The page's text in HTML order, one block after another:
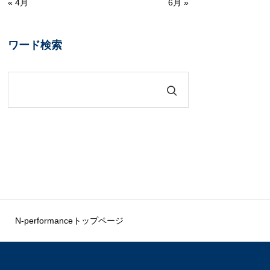
« 4月 6月 »
ワード検索
N-performanceトップページ